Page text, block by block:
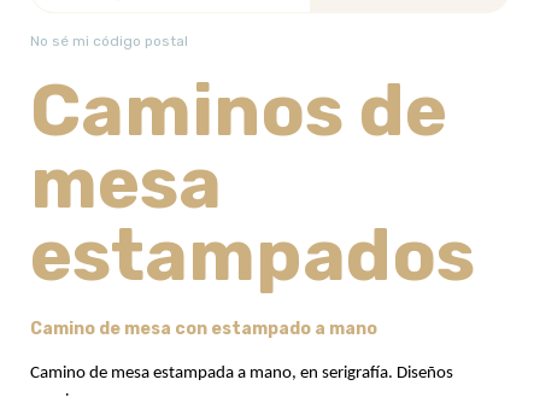
No sé mi código postal
Caminos de
mesa
estampados
Camino de mesa con estampado a mano
Camino de mesa estampada a mano, en serigrafía. Diseños